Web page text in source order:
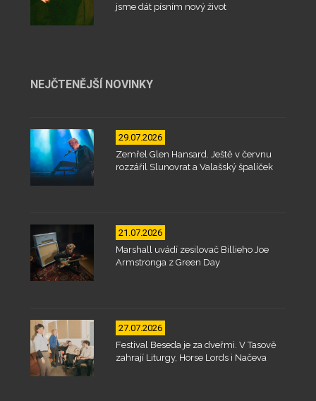
jsme dát písním nový život
NEJČTENĚJŠÍ NOVINKY
29.07.2026
Zemřel Glen Hansard. Ještě v červnu
rozzářil Slunovrat a Valašský špalíček
21.07.2026
Marshall uvádí zesilovač Billieho Joe
Armstronga z Green Day
27.07.2026
Festival Beseda je za dveřmi. V Tasově
zahrají Liturgy, Horse Lords i Načeva